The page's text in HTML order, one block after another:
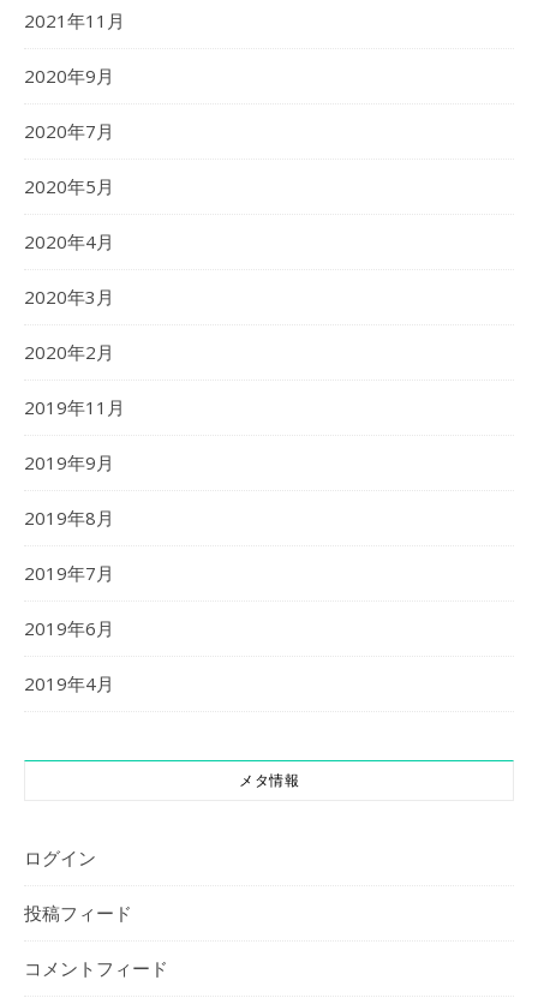
2021年11月
2020年9月
2020年7月
2020年5月
2020年4月
2020年3月
2020年2月
2019年11月
2019年9月
2019年8月
2019年7月
2019年6月
2019年4月
メタ情報
ログイン
投稿フィード
コメントフィード